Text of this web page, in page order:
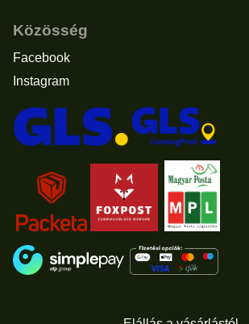
Közösség
Facebook
Instagram